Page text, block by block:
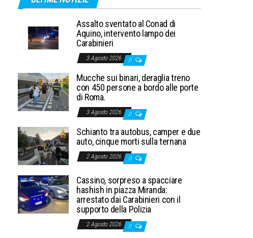
Assalto sventato al Conad di
Aquino, intervento lampo dei
Carabinieri
3 Agosto 2026 0
Mucche sui binari, deraglia treno
con 450 persone a bordo alle porte
di Roma.
3 Agosto 2026 0
Schianto tra autobus, camper e due
auto, cinque morti sulla ternana
2 Agosto 2026 0
Cassino, sorpreso a spacciare
hashish in piazza Miranda:
arrestato dai Carabinieri con il
supporto della Polizia
2 Agosto 2026 0